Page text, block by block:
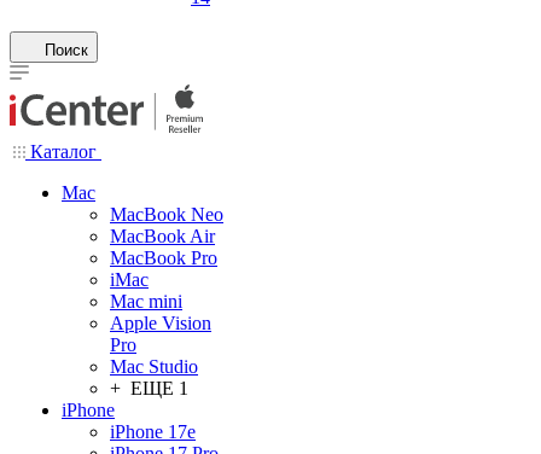
Поиск
Каталог
Mac
MacBook Neo
MacBook Air
MacBook Pro
iMac
Mac mini
Apple Vision
Pro
Mac Studio
+ ЕЩЕ 1
iPhone
iPhone 17e